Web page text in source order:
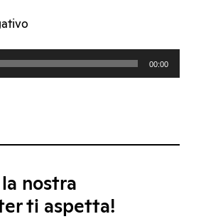
00:00
nostra
ti aspetta!